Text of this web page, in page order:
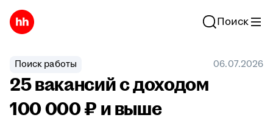
Поиск
Поиск работы 06.07.2026
25 вакансий с доходом
100 000 ₽ и выше